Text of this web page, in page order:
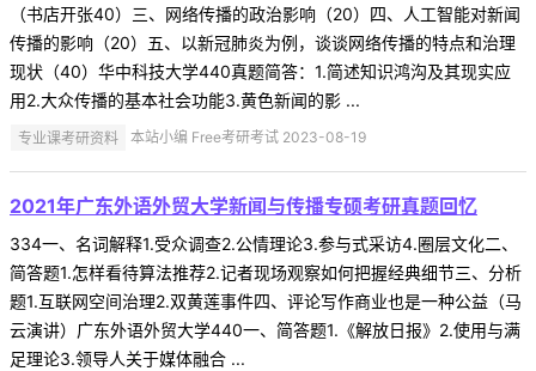
（书店开张40）三、网络传播的政治影响（20）四、人工智能对新闻
传播的影响（20）五、以新冠肺炎为例，谈谈网络传播的特点和治理
现状（40）华中科技大学440真题简答：1.简述知识鸿沟及其现实应
用2.大众传播的基本社会功能3.黄色新闻的影 ...
专业课考研资料 本站小编 Free考研考试 2023-08-19
2021年广东外语外贸大学新闻与传播专硕考研真题回忆
334一、名词解释1.受众调查2.公情理论3.参与式采访4.圈层文化二、
简答题1.怎样看待算法推荐2.记者现场观察如何把握经典细节三、分析
题1.互联网空间治理2.双黄莲事件四、评论写作商业也是一种公益（马
云演讲）广东外语外贸大学440一、简答题1.《解放日报》2.使用与满
足理论3.领导人关于媒体融合 ...